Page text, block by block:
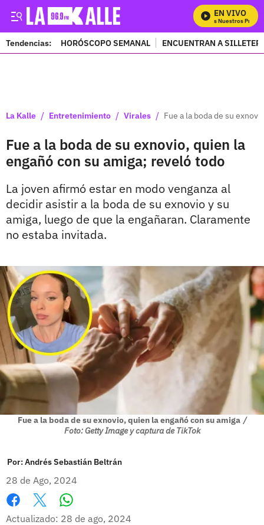
EN VIVO
Mira Todos Nuestros
Tendencias: HORÓSCOPO SEMANAL ENCUENTRAN A
La Kalle / Entretenimiento / Virales / Fue a la boda de su
Fue a la boda de su exnovio, quien la
engañó con su amiga; reveló todo
La joven afirmó estar en modo venganza al
decidir asistir a la boda de su exnovio y su
amiga, luego de que la engañaran. Claramente
no estaba invitada.
Fue a la boda de su exnovio, quien la engañó con su amiga /
Foto: Getty Image y captura de TikTok
Por:Andrés Sebastián Beltrán
28 de Ago, 2024
Facebook
X
Actualizado: 28 de ago, 2024